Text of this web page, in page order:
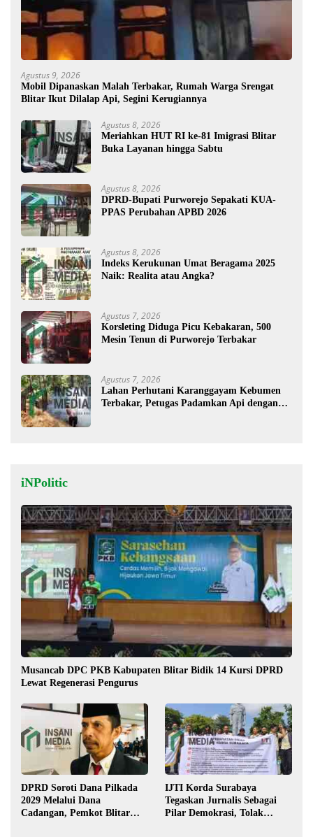
Agustus 9, 2026
Mobil Dipanaskan Malah Terbakar, Rumah Warga Srengat
Blitar Ikut Dilalap Api, Segini Kerugiannya
Agustus 8, 2026
Meriahkan HUT RI ke-81 Imigrasi Blitar
Buka Layanan hingga Sabtu
Agustus 8, 2026
DPRD-Bupati Purworejo Sepakati KUA-
PPAS Perubahan APBD 2026
Agustus 8, 2026
Indeks Kerukunan Umat Beragama 2025
Naik: Realita atau Angka?
Agustus 7, 2026
Korsleting Diduga Picu Kebakaran, 500
Mesin Tenun di Purworejo Terbakar
Agustus 7, 2026
Lahan Perhutani Karanggayam Kebumen
Terbakar, Petugas Padamkan Api dengan
iNPolitic
Musancab DPC PKB Kabupaten Blitar Bidik 14 Kursi DPRD
Lewat Regenerasi Pengurus
DPRD Soroti Dana Pilkada
2029 Melalui Dana
Cadangan, Pemkot Blitar
IJTI Korda Surabaya
Tegaskan Jurnalis Sebagai
Pilar Demokrasi, Tolak